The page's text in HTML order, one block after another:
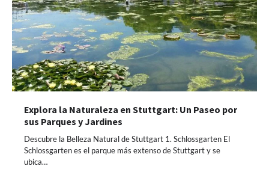
Explora la Naturaleza en Stuttgart: Un Paseo por
sus Parques y Jardines
Descubre la Belleza Natural de Stuttgart 1. Schlossgarten El
Schlossgarten es el parque más extenso de Stuttgart y se
ubica…